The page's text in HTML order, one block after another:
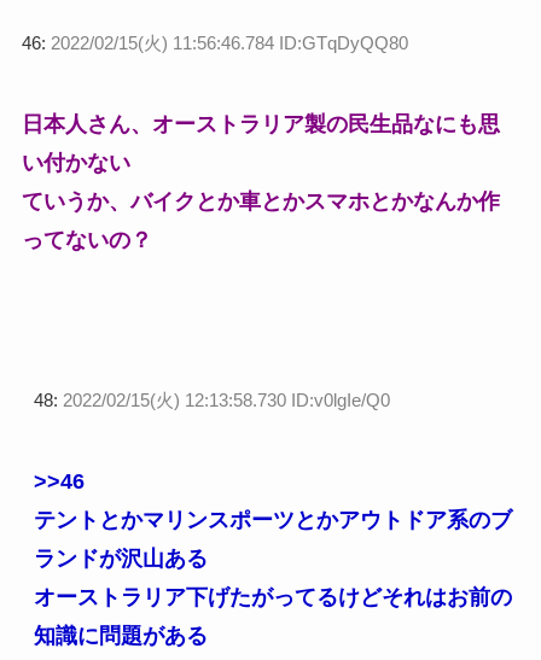
46: 2022/02/15(火) 11:56:46.784 ID:GTqDyQQ80
日本人さん、オーストラリア製の民生品なにも思
い付かない
ていうか、バイクとか車とかスマホとかなんか作
ってないの？
48: 2022/02/15(火) 12:13:58.730 ID:v0lgIe/Q0
>>46
テントとかマリンスポーツとかアウトドア系のブ
ランドが沢山ある
オーストラリア下げたがってるけどそれはお前の
知識に問題がある